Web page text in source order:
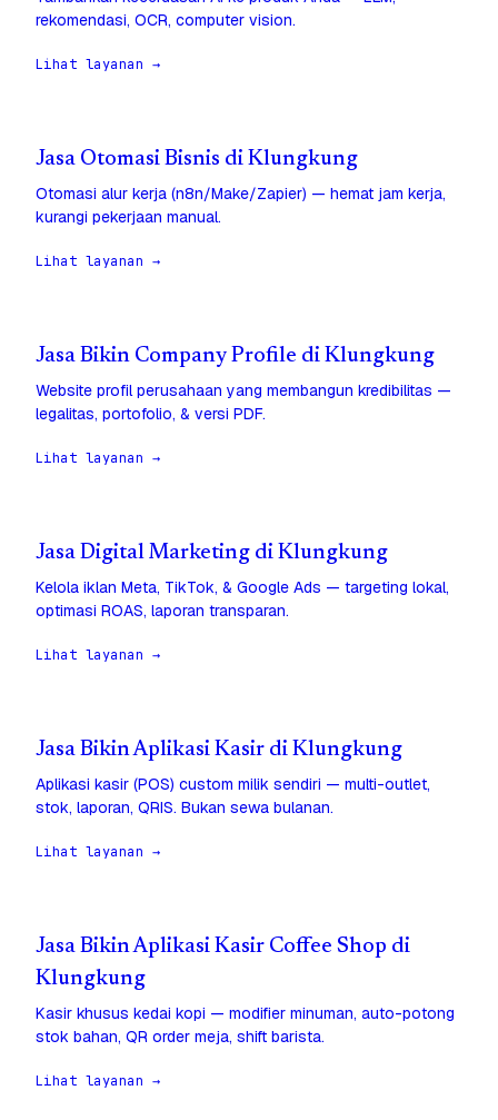
rekomendasi, OCR, computer vision.
Lihat layanan →
Jasa Otomasi Bisnis di Klungkung
Otomasi alur kerja (n8n/Make/Zapier) — hemat jam kerja,
kurangi pekerjaan manual.
Lihat layanan →
Jasa Bikin Company Profile di Klungkung
Website profil perusahaan yang membangun kredibilitas —
legalitas, portofolio, & versi PDF.
Lihat layanan →
Jasa Digital Marketing di Klungkung
Kelola iklan Meta, TikTok, & Google Ads — targeting lokal,
optimasi ROAS, laporan transparan.
Lihat layanan →
Jasa Bikin Aplikasi Kasir di Klungkung
Aplikasi kasir (POS) custom milik sendiri — multi-outlet,
stok, laporan, QRIS. Bukan sewa bulanan.
Lihat layanan →
Jasa Bikin Aplikasi Kasir Coffee Shop di
Klungkung
Kasir khusus kedai kopi — modifier minuman, auto-potong
stok bahan, QR order meja, shift barista.
Lihat layanan →